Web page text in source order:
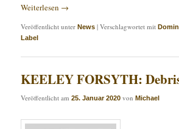
Weiterlesen →
Veröffentlicht unter News |Verschlagwortet mit
Label
KEELEY FORSYTH:
Veröffentlicht am25. Januar 2020 vonMichael